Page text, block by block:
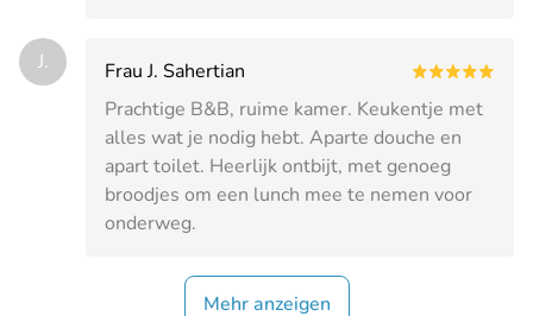
J.
Frau J. Sahertian
Prachtige B&B, ruime kamer. Keukentje met
alles wat je nodig hebt. Aparte douche en
apart toilet. Heerlijk ontbijt, met genoeg
broodjes om een lunch mee te nemen voor
onderweg.
Mehr anzeigen